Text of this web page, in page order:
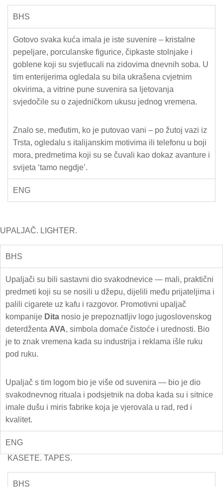
BHS
Gotovo svaka kuća imala je iste suvenire – kristalne
pepeljare, porculanske figurice, čipkaste stolnjake i
goblene koji su svjetlucali na zidovima dnevnih soba. U
tim enterijerima ogledala su bila ukrašena cvjetnim
okvirima, a vitrine pune suvenira sa ljetovanja
svjedočile su o zajedničkom ukusu jednog vremena.
Znalo se, međutim, ko je putovao vani – po žutoj vazi iz
Trsta, ogledalu s italijanskim motivima ili telefonu u boji
mora, predmetima koji su se čuvali kao dokaz avanture i
svijeta ‘tamo negdje’.
ENG
UPALJAČ. LIGHTER.
BHS
Upaljači su bili sastavni dio svakodnevice — mali, praktični
predmeti koji su se nosili u džepu, dijelili među prijateljima i
palili cigarete uz kafu i razgovor. Promotivni upaljač
kompanije Dita nosio je prepoznatljiv logo jugoslovenskog
deterdženta AVA, simbola domaće čistoće i urednosti. Bio
je to znak vremena kada su industrija i reklama išle ruku
pod ruku.
Upaljač s tim logom bio je više od suvenira — bio je dio
svakodnevnog rituala i podsjetnik na doba kada su i sitnice
imale dušu i miris fabrike koja je vjerovala u rad, red i
kvalitet.
ENG
KASETE. TAPES.
BHS